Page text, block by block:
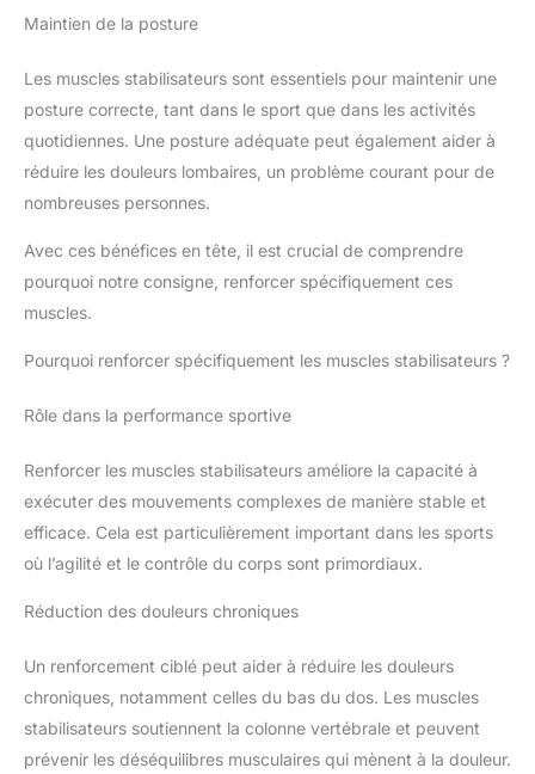
Maintien de la posture
Les muscles stabilisateurs sont essentiels pour maintenir une
posture correcte, tant dans le sport que dans les activités
quotidiennes. Une posture adéquate peut également aider à
réduire les douleurs lombaires, un problème courant pour de
nombreuses personnes.
Avec ces bénéfices en tête, il est crucial de comprendre
pourquoi notre consigne, renforcer spécifiquement ces
muscles.
Pourquoi renforcer spécifiquement les muscles stabilisateurs ?
Rôle dans la performance sportive
Renforcer les muscles stabilisateurs améliore la capacité à
exécuter des mouvements complexes de manière stable et
efficace. Cela est particulièrement important dans les sports
où l’agilité et le contrôle du corps sont primordiaux.
Réduction des douleurs chroniques
Un renforcement ciblé peut aider à réduire les douleurs
chroniques, notamment celles du bas du dos. Les muscles
stabilisateurs soutiennent la colonne vertébrale et peuvent
prévenir les déséquilibres musculaires qui mènent à la douleur.